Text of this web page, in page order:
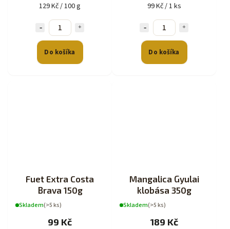
129 Kč / 100 g
Do košíka
99 Kč / 1 ks
Do košíka
Fuet Extra Costa
Brava 150g
Skladem(>5 ks)
99 Kč
Mangalica Gyulai
klobása 350g
Skladem(>5 ks)
189 Kč